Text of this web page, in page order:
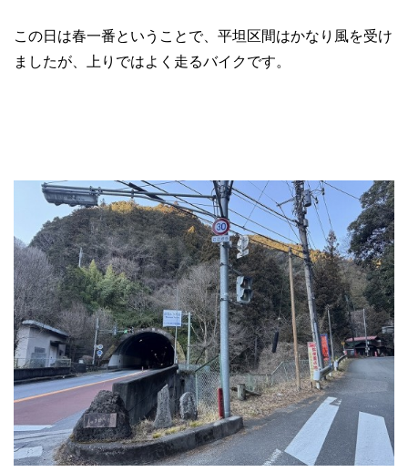
この日は春一番ということで、平坦区間はかなり風を受け
ましたが、上りではよく走るバイクです。